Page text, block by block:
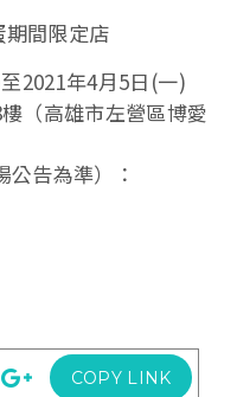
期間限定店
2021年4月5日(一)
（高雄市左營區博愛
告為準）：
COPY LINK